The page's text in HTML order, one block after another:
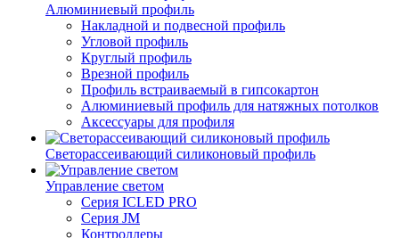
Алюминиевый профиль
Накладной и подвесной профиль
Угловой профиль
Круглый профиль
Врезной профиль
Профиль встраиваемый в гипсокартон
Алюминиевый профиль для натяжных потолков
Аксессуары для профиля
Светорассеивающий силиконовый профиль
Управление светом
Серия ICLED PRO
Серия JM
Контроллеры